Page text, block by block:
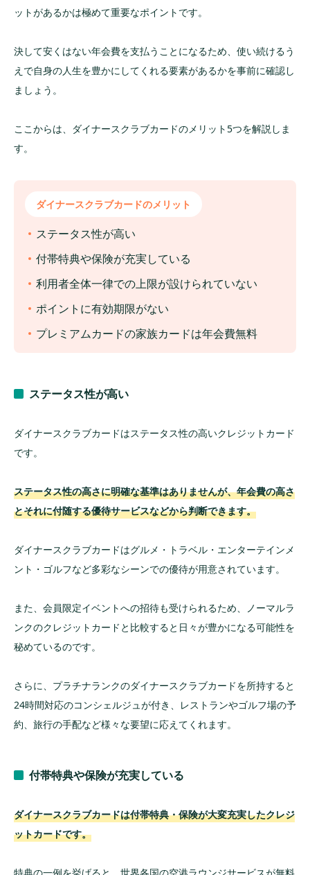
ットがあるかは極めて重要なポイントです。
決して安くはない年会費を支払うことになるため、使い続けるう
えで自身の人生を豊かにしてくれる要素があるかを事前に確認し
ましょう。
ここからは、ダイナースクラブカードのメリット5つを解説しま
す。
ダイナースクラブカードのメリット
ステータス性が高い
付帯特典や保険が充実している
利用者全体一律での上限が設けられていない
ポイントに有効期限がない
プレミアムカードの家族カードは年会費無料
ステータス性が高い
ダイナースクラブカードはステータス性の高いクレジットカード
です。
ステータス性の高さに明確な基準はありませんが、年会費の高さ
とそれに付随する優待サービスなどから判断できます。
ダイナースクラブカードはグルメ・トラベル・エンターテインメ
ント・ゴルフなど多彩なシーンでの優待が用意されています。
また、会員限定イベントへの招待も受けられるため、ノーマルラ
ンクのクレジットカードと比較すると日々が豊かになる可能性を
秘めているのです。
さらに、プラチナランクのダイナースクラブカードを所持すると
24時間対応のコンシェルジュが付き、レストランやゴルフ場の予
約、旅行の手配など様々な要望に応えてくれます。
付帯特典や保険が充実している
ダイナースクラブカードは付帯特典・保険が大変充実したクレジ
ットカードです。